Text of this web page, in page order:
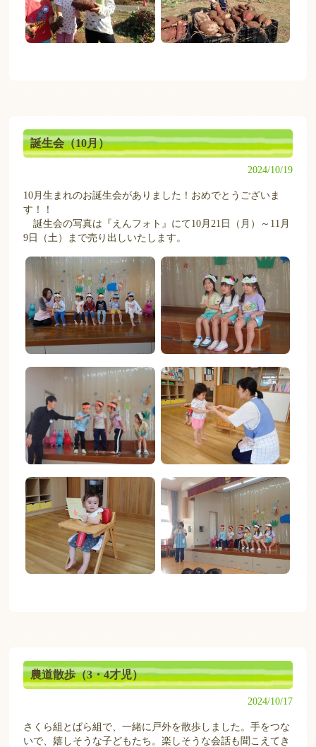
誕生会（10月）
2024/10/19
10月生まれのお誕生会がありました！おめでとうございま
す！！
誕生会の写真は『えんフォト』にて10月21日（月）～11月
9日（土）まで売り出しいたします。
農道散歩（3・4才児）
2024/10/17
さくら組とばら組で、一緒に戸外を散歩しました。手をつな
いで、嬉しそうな子どもたち。楽しそうな会話も聞こえてき